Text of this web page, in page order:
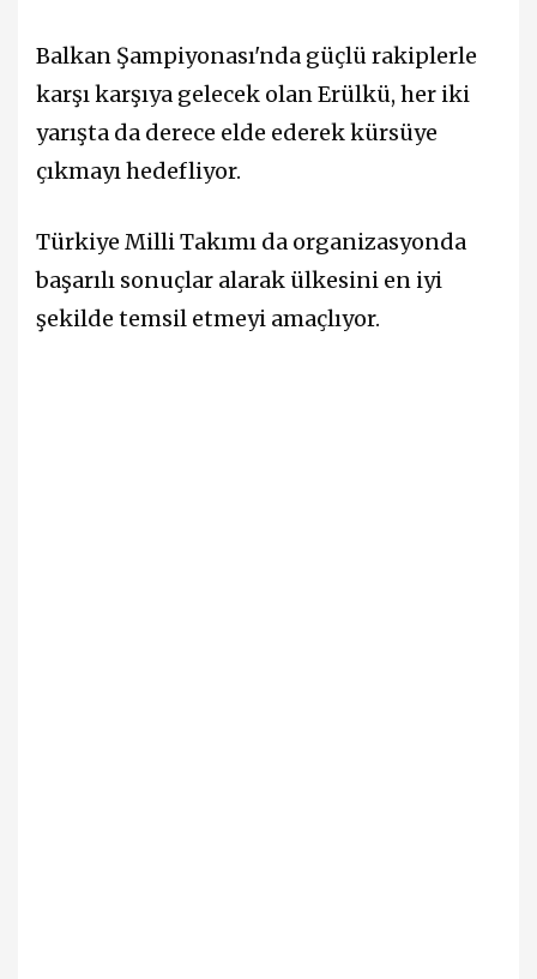
Balkan Şampiyonası'nda güçlü rakiplerle
karşı karşıya gelecek olan Erülkü, her iki
yarışta da derece elde ederek kürsüye
çıkmayı hedefliyor.
Türkiye Milli Takımı da organizasyonda
başarılı sonuçlar alarak ülkesini en iyi
şekilde temsil etmeyi amaçlıyor.